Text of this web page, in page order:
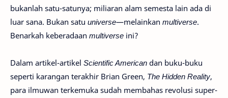
bukanlah satu-satunya; miliaran alam semesta lain ada di
luar sana. Bukan satu universe—melainkan multiverse.
Benarkah keberadaan multiverse ini?
Dalam artikel-artikel Scientific American dan buku-buku
seperti karangan terakhir Brian Green, The Hidden Reality,
para ilmuwan terkemuka sudah membahas revolusi super-